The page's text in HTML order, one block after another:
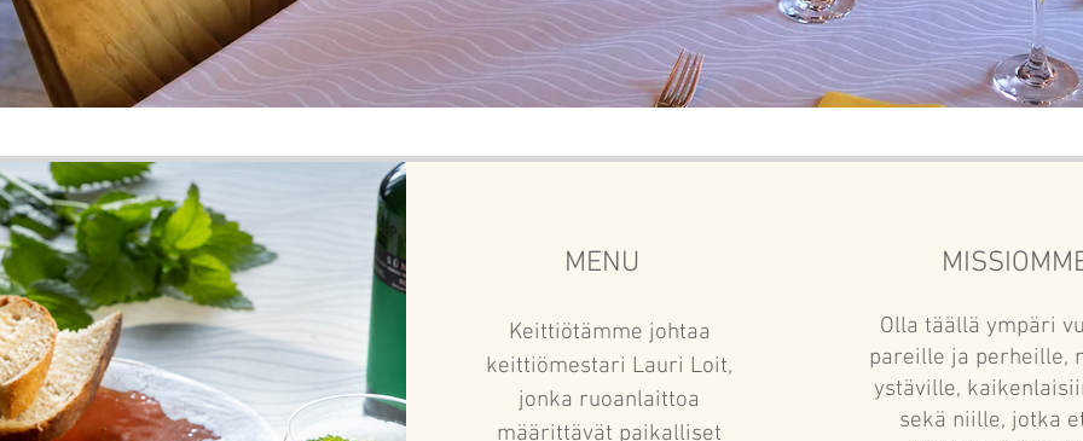
MENU
Keittiötämme johtaa
keittiömestari Lauri Loit,
jonka ruoanlaittoa
määrittävät paikalliset
Olla täällä ympäri
pareille ja perheille,
ystäville,
sekä niille, jotka